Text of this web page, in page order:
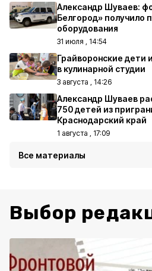
Александр Шуваев:
Белгород» получило
оборудования
31 июля , 14:54
Грайворонские дети
в кулинарной студии
3 августа , 14:26
Александр Шуваев
750 детей из
Краснодарский край
1 августа , 17:09
Все материалы
Выбор